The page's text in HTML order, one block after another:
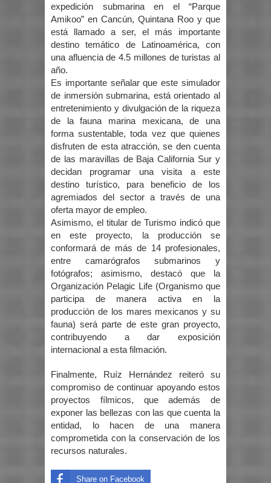
expedición submarina en el “Parque
Amikoo” en Cancún, Quintana Roo y que
está llamado a ser, el más importante
destino temático de Latinoamérica, con
una afluencia de 4.5 millones de turistas al
año.
Es importante señalar que este simulador
de inmersión submarina, está orientado al
entretenimiento y divulgación de la riqueza
de la fauna marina mexicana, de una
forma sustentable, toda vez que quienes
disfruten de esta atracción, se den cuenta
de las maravillas de Baja California Sur y
decidan programar una visita a este
destino turístico, para beneficio de los
agremiados del sector a través de una
oferta mayor de empleo.
Asimismo, el titular de Turismo indicó que
en este proyecto, la producción se
conformará de más de 14 profesionales,
entre camarógrafos submarinos y
fotógrafos; asimismo, destacó que la
Organización Pelagic Life (Organismo que
participa de manera activa en la
producción de los mares mexicanos y su
fauna) será parte de este gran proyecto,
contribuyendo a dar exposición
internacional a esta filmación.
Finalmente, Ruíz Hernández reiteró su
compromiso de continuar apoyando estos
proyectos fílmicos, que además de
exponer las bellezas con las que cuenta la
entidad, lo hacen de una manera
comprometida con la conservación de los
recursos naturales.
Share on Facebook